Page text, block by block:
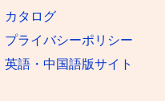
カタログ
プライバシーポリシー
英語・中国語版サイト